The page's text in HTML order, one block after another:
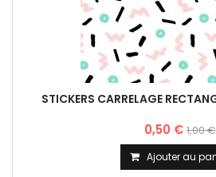
STICKERS CARRELAGE
0,50 €1,00 €
Ajouter au